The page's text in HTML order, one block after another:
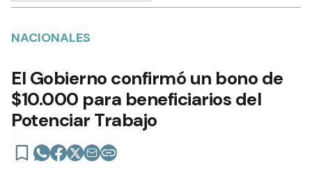
NACIONALES
El Gobierno confirmó un bono de
$10.000 para beneficiarios del
Potenciar Trabajo